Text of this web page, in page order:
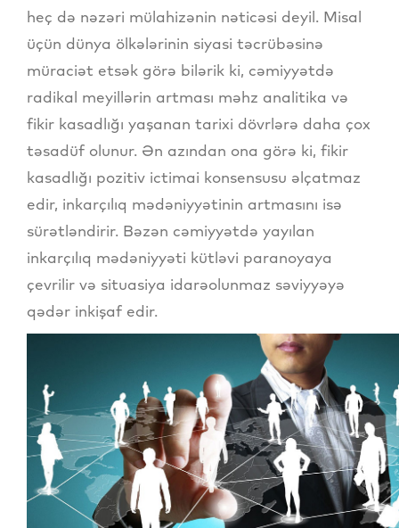
heç də nəzəri mülahizənin nəticəsi deyil. Misal
üçün dünya ölkələrinin siyasi təcrübəsinə
müraciət etsək görə bilərik ki, cəmiyyətdə
radikal meyillərin artması məhz analitika və
fikir kasadlığı yaşanan tarixi dövrlərə daha çox
təsadüf olunur. Ən azından ona görə ki, fikir
kasadlığı pozitiv ictimai konsensusu əlçatmaz
edir, inkarçılıq mədəniyyətinin artmasını isə
sürətləndirir. Bəzən cəmiyyətdə yayılan
inkarçılıq mədəniyyəti kütləvi paranoyaya
çevrilir və situasiya idarəolunmaz səviyyəyə
qədər inkişaf edir.